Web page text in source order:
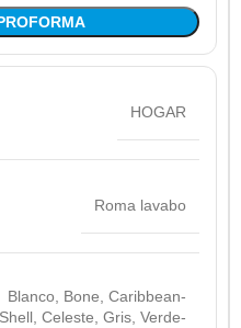
HOGAR
Roma lavabo
Blanco, Bone, Caribbean-
Shell, Celeste, Gris, Verde-